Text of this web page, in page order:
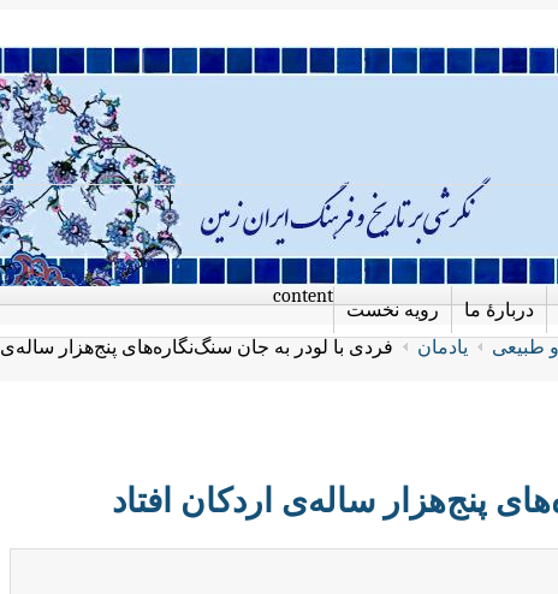
رویه نخست دربارهٔ ما
content
طبیعی یادمان
فردی با لودر به جان سنگ‌نگاره‌های پنج‌هزار ساله‌ی
پنج‌هزار ساله‌ی اردکان افتاد